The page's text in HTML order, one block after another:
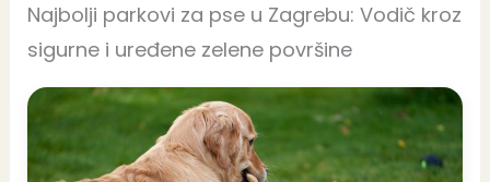
Najbolji parkovi za pse u Zagrebu: Vodič kroz
sigurne i uređene zelene površine